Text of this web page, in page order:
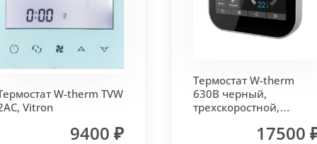
решетки - 13мм.Может быть изменена на 10 или 18
W-therm TVW
Vitron
9400 ₽
Термостат W-therm
630В черный,
трехскоростной,
17500